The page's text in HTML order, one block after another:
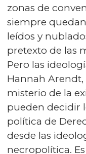
zonas de
siempre
leídos y
pretexto de las
Pero las
Hannah
misterio de la
pueden decidir
política de
desde las
necropolítica.